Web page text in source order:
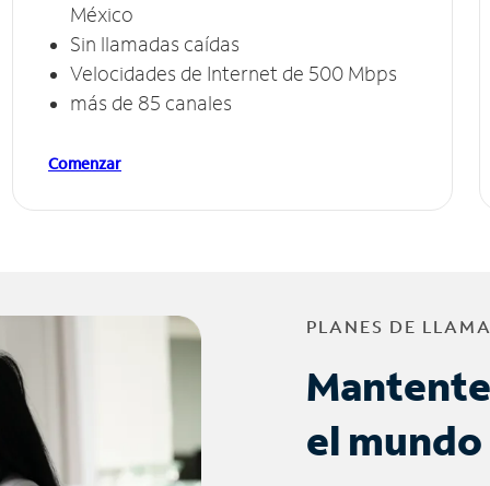
México
Sin llamadas caídas
Velocidades de Internet de 500 Mbps
más de 85 canales
Comenzar
PLANES DE
el mundo